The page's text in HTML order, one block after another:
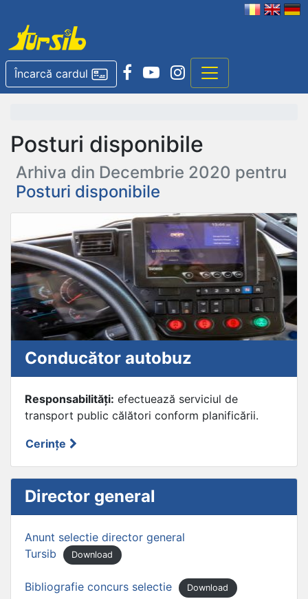
Încarcă cardul
Posturi disponibile
Arhiva din Decembrie 2020 pentru
Posturi disponibile
Conducător autobuz
Responsabilități: efectuează serviciul de
transport public călători conform planificării.
Cerințe
Director general
Anunt selectie director general
Tursib
Download
Bibliografie concurs selectie Download